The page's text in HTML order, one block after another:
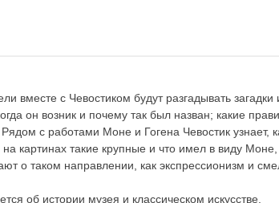
вместе с Чевостиком будут разгадывать
он возник и почему так был назван; какие
с работами Моне и Гогена Чевостик узнает,
картинах такие крупные и что имел в виду
о таком направлении, как экспрессионизм и
об истории музея и классическом искусстве.